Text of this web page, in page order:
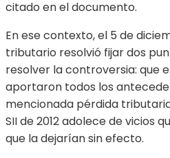
citado en el documento.
En ese contexto, el 5 de
tributario resolvió fijar dos
resolver la controversia: que
aportaron todos los
mencionada pérdida
SII de 2012 adolece de vicios
que la dejarían sin efecto.